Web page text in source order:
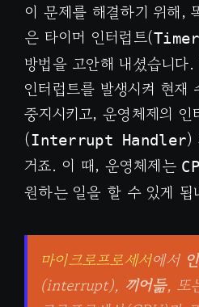
이 문제를 해결하기 위해,
은 타이머 인터럽트(
방법을 고안해 내셨습니다
인터럽트를 발생시켜 현재
중지시키고, 운영체제의 인
(Interrupt Handler)
거죠. 이 때, 운영체제는
원하는 일을 할 수 있게 됩
마이크로프로세서에서
(interrupt), 끼어듦, 또